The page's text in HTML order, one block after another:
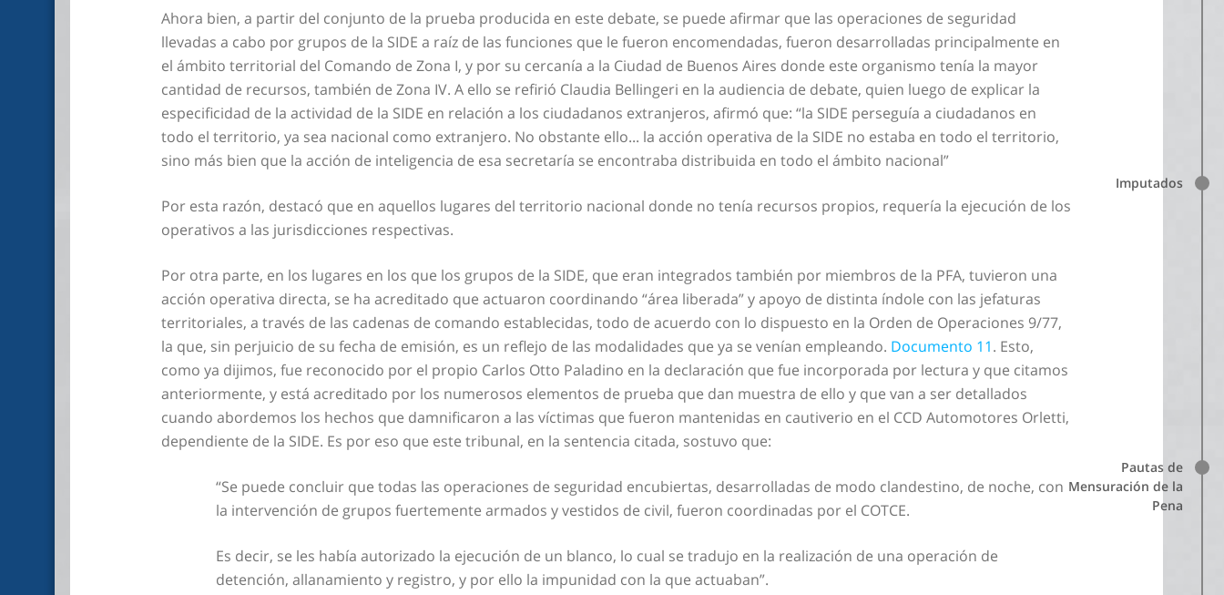
Imputados
Pautas de
Mensuración de la
Pena
Ahora bien, a partir del conjunto de la prueba producida en este debate, se puede afirmar que las operaciones de seguridad
llevadas a cabo por grupos de la SIDE a raíz de las funciones que le fueron encomendadas, fueron desarrolladas principalmente en
el ámbito territorial del Comando de Zona I, y por su cercanía a la Ciudad de Buenos Aires donde este organismo tenía la mayor
cantidad de recursos, también de Zona IV. A ello se refirió Claudia Bellingeri en la audiencia de debate, quien luego de explicar la
especificidad de la actividad de la SIDE en relación a los ciudadanos extranjeros, afirmó que: “la SIDE perseguía a ciudadanos en
todo el territorio, ya sea nacional como extranjero. No obstante ello... la acción operativa de la SIDE no estaba en todo el territorio,
sino más bien que la acción de inteligencia de esa secretaría se encontraba distribuida en todo el ámbito nacional”
Por esta razón, destacó que en aquellos lugares del territorio nacional donde no tenía recursos propios, requería la ejecución de los
operativos a las jurisdicciones respectivas.
Por otra parte, en los lugares en los que los grupos de la SIDE, que eran integrados también por miembros de la PFA, tuvieron una
acción operativa directa, se ha acreditado que actuaron coordinando “área liberada” y apoyo de distinta índole con las jefaturas
territoriales, a través de las cadenas de comando establecidas, todo de acuerdo con lo dispuesto en la Orden de Operaciones 9/77,
la que, sin perjuicio de su fecha de emisión, es un reflejo de las modalidades que ya se venían empleando. Documento 11. Esto,
como ya dijimos, fue reconocido por el propio Carlos Otto Paladino en la declaración que fue incorporada por lectura y que citamos
anteriormente, y está acreditado por los numerosos elementos de prueba que dan muestra de ello y que van a ser detallados
cuando abordemos los hechos que damnificaron a las víctimas que fueron mantenidas en cautiverio en el CCD Automotores Orletti,
dependiente de la SIDE. Es por eso que este tribunal, en la sentencia citada, sostuvo que:
“Se puede concluir que todas las operaciones de seguridad encubiertas, desarrolladas de modo clandestino, de noche, con
la intervención de grupos fuertemente armados y vestidos de civil, fueron coordinadas por el COTCE.
Es decir, se les había autorizado la ejecución de un blanco, lo cual se tradujo en la realización de una operación de
detención, allanamiento y registro, y por ello la impunidad con la que actuaban”.